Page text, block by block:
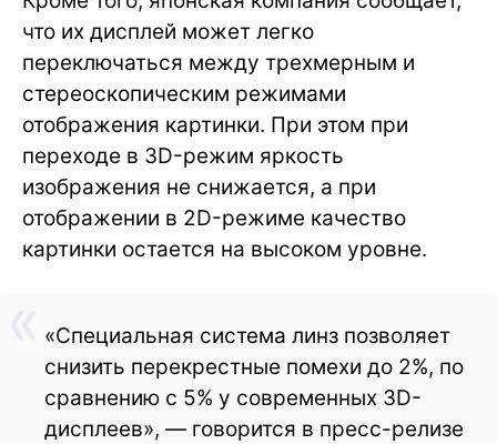
что их дисплей может легко
переключаться между трехмерным и
стереоскопическим режимами
отображения картинки. При этом при
переходе в 3D-режим яркость
изображения не снижается, а при
отображении в 2D-режиме качество
картинки остается на высоком уровне.
«Специальная система линз позволяет
снизить перекрестные помехи до 2%, по
сравнению с 5% у современных 3D-
дисплеев», — говорится в пресс-релизе